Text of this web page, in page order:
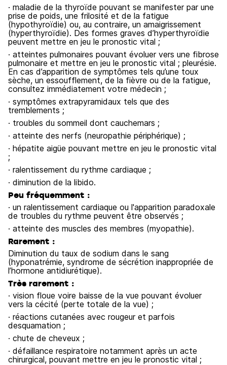
· maladie de la thyroïde pouvant se manifester par une
prise de poids, une frilosité et de la fatigue
(hypothyroïdie) ou, au contraire, un amaigrissement
(hyperthyroïdie). Des formes graves d’hyperthyroïdie
peuvent mettre en jeu le pronostic vital ;
· atteintes pulmonaires pouvant évoluer vers une fibrose
pulmonaire et mettre en jeu le pronostic vital ; pleurésie.
En cas d’apparition de symptômes tels qu’une toux
sèche, un essoufflement, de la fièvre ou de la fatigue,
consultez immédiatement votre médecin ;
· symptômes extrapyramidaux tels que des
tremblements ;
· troubles du sommeil dont cauchemars ;
· atteinte des nerfs (neuropathie périphérique) ;
· hépatite aigüe pouvant mettre en jeu le pronostic vital
;
· ralentissement du rythme cardiaque ;
· diminution de la libido.
Peu fréquemment :
· un ralentissement cardiaque ou l'apparition paradoxale
de troubles du rythme peuvent être observés ;
· atteinte des muscles des membres (myopathie).
Rarement :
Diminution du taux de sodium dans le sang
(hyponatrémie, syndrome de sécrétion inappropriée de
l’hormone antidiurétique).
Très rarement :
· vision floue voire baisse de la vue pouvant évoluer
vers la cécité (perte totale de la vue) ;
· réactions cutanées avec rougeur et parfois
desquamation ;
· chute de cheveux ;
· défaillance respiratoire notamment après un acte
chirurgical, pouvant mettre en jeu le pronostic vital ;